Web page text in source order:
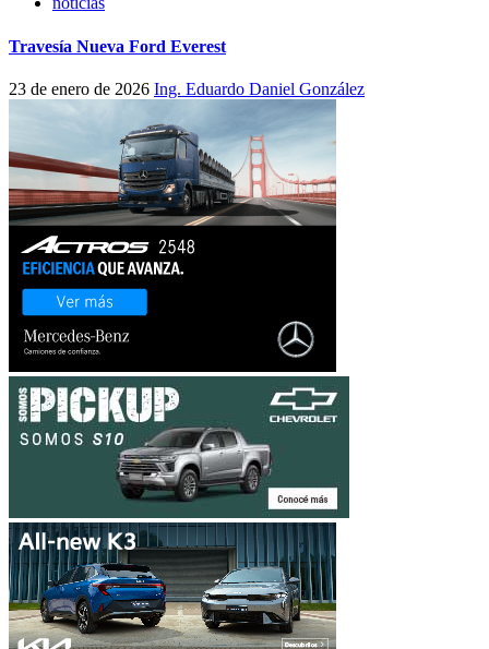
Travesía Nueva Ford Everest
23 de enero de 2026 Ing. Eduardo Daniel González